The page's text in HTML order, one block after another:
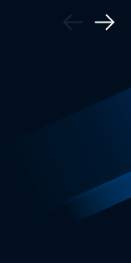
PrécédentDÉPART CANON